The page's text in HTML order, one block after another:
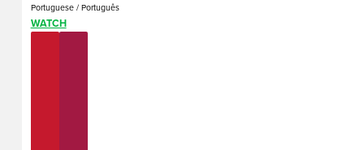
Portuguese / Português
WATCH